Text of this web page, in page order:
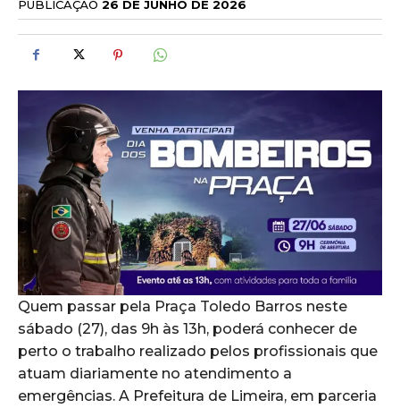
PUBLICAÇÃO 26 DE JUNHO DE 2026
Quem passar pela Praça Toledo Barros neste
sábado (27), das 9h às 13h, poderá conhecer de
perto o trabalho realizado pelos profissionais que
atuam diariamente no atendimento a
emergências. A Prefeitura de Limeira, em parceria